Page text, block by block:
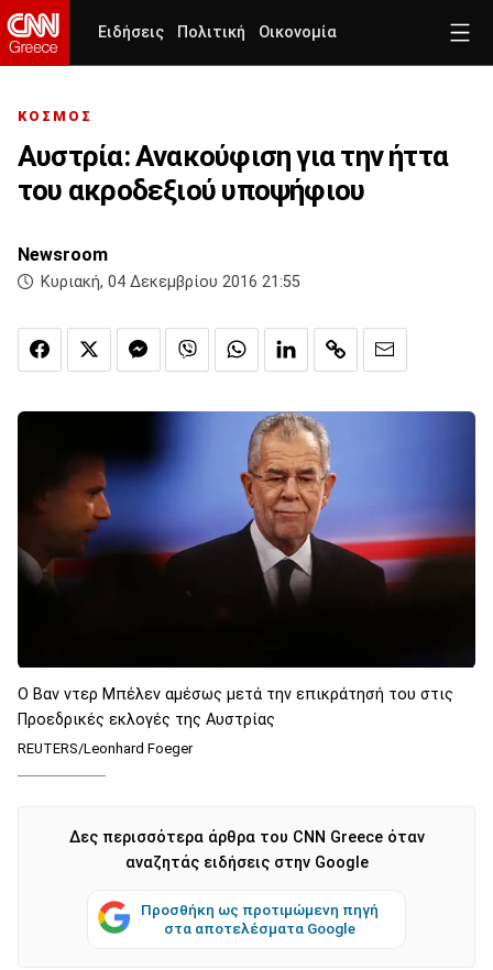
Ειδήσεις Πολιτική Οικονομία
ΚΟΣΜΟΣ
Αυστρία: Ανακούφιση για την ήττα
του ακροδεξιού υποψήφιου
Newsroom
Κυριακή, 04 Δεκεμβρίου 2016 21:55
O Βαν ντερ Μπέλεν αμέσως μετά την επικράτησή του στις
Προεδρικές εκλογές της Αυστρίας
REUTERS/Leonhard Foeger
Δες περισσότερα άρθρα του CNN Greece όταν
αναζητάς ειδήσεις στην Google
Προσθήκη ως προτιμώμενη πηγή
στα αποτελέσματα Google